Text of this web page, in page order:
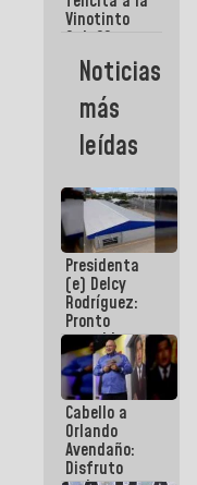
Maiquetía
Vinotinto
Sub 20
campeona
frente
México Sub
23 en los
Centroamericanos
Noticias
más
leídas
Presidenta
(e) Delcy
Rodríguez:
Pronto
restableceremos
las
operaciones
en el
Aeropuerto
Internacional
de
Maiquetía
Cabello a
Orlando
Avendaño:
Disfruto